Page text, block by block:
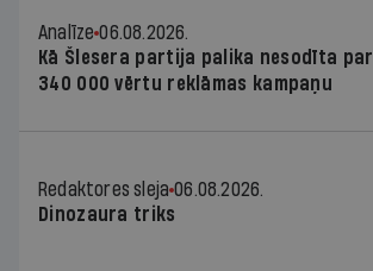
Analīze 06.08.2026.
Kā Šlesera partija palika nesodīta par
340 000 vērtu reklāmas kampaņu
Redaktores sleja 06.08.2026.
Dinozaura triks